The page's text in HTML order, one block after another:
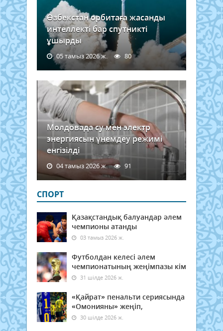
Өзбекстан орбитаға жасанды
интеллекті бар спутникті
ұшырды
05 тамыз 2026 ж. 80
Молдовада су мен электр
энергиясын үнемдеу режимі
енгізілді
04 тамыз 2026 ж. 91
СПОРТ
Қазақстандық балуандар әлем
чемпионы атанды
03 тамыз 2026 ж.
Футболдан келесі әлем
чемпионатының жеңімпазы кім
31 шілде 2026 ж.
«Қайрат» пенальти сериясында
«Омонияны» жеңіп,
30 шілде 2026 ж.